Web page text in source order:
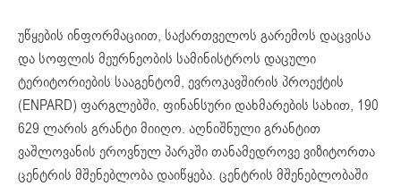
უწყების ინფორმაციით, საქართველოს გარემოს დაცვისა
და სოფლის მეურნეობის სამინისტროს დაცული
ტერიტორიების სააგენტომ, ევროკავშირის პროექტის
(ENPARD) ფარგლებში, ფინანსური დახმარების სახით, 190
629 ლარის გრანტი მიიღო. აღნიშნული გრანტით
ვაშლოვანის ეროვნულ პარკში თანამედროვე ვიზიტორთა
ცენტრის მშენებლობა დაიწყება. ცენტრის მშენებლობაში